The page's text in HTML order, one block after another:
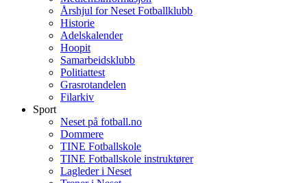
Årshjul for Neset Fotballklubb
Historie
Adelskalender
Hoopit
Samarbeidsklubb
Politiattest
Grasrotandelen
Filarkiv
Sport
Neset på fotball.no
Dommere
TINE Fotballskole
TINE Fotballskole instruktører
Lagleder i Neset